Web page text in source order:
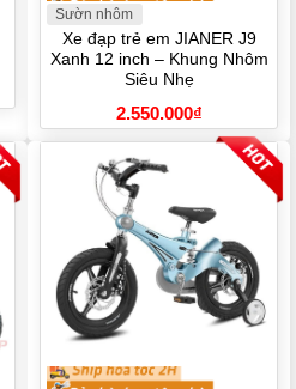
Sườn nhôm
Xe đạp trẻ em JIANER J9
Xanh 12 inch – Khung Nhôm
Siêu Nhẹ
2.550.000₫